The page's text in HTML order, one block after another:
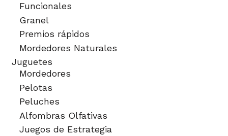
Funcionales
Granel
Premios rápidos
Mordedores Naturales
Juguetes
Mordedores
Pelotas
Peluches
Alfombras Olfativas
Juegos de Estrategia